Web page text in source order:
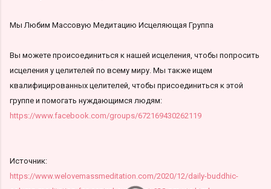
Мы Любим Массовую Медитацию Исцеляющая Группа
Вы можете происоединиться к нашей исцеления, чтобы попросить
исцеления у целителей по всему миру. Мы также ищем
квалифицированных целителей, чтобы присоединиться к этой
группе и помогать нуждающимся людям:
https://www.facebook.com/groups/672169430262119
Источник:
https://www.welovemassmeditation.com/2020/12/daily-buddhic-